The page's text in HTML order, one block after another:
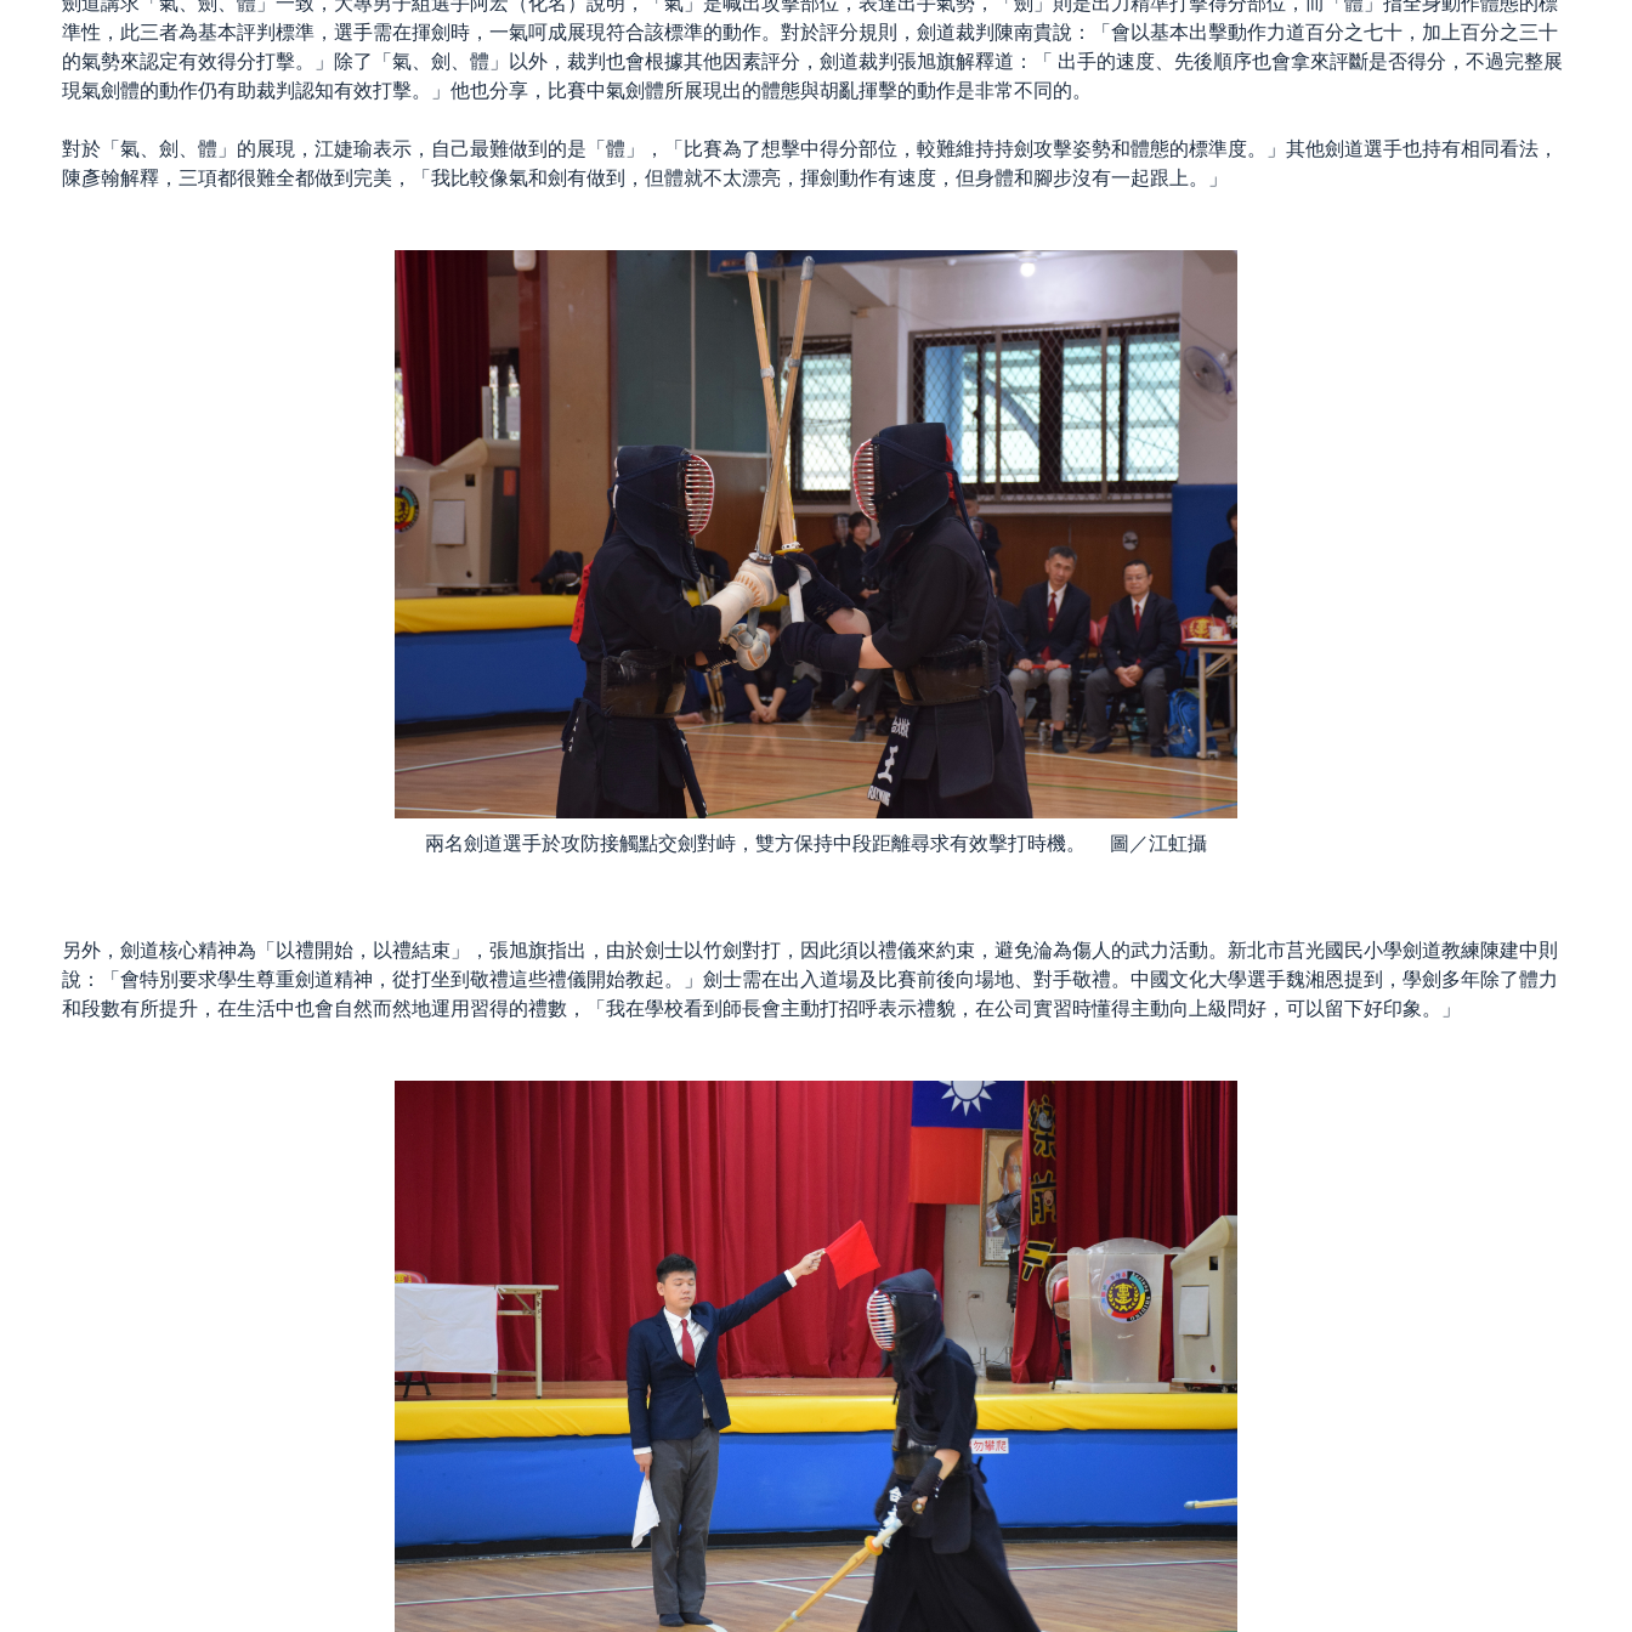
準性，此三者為基本評判標準，選手需在揮劍時，一氣呵成展現符合該標準的動作。對於評分規則，劍道裁判陳南貴說：「會以基本出擊動作力道百分之七十，加上百分之三十
的氣勢來認定有效得分打擊。」除了「氣、劍、體」以外，裁判也會根據其他因素評分，劍道裁判張旭旗解釋道：「 出手的速度、先後順序也會拿來評斷是否得分，不過完整展
現氣劍體的動作仍有助裁判認知有效打擊。」他也分享，比賽中氣劍體所展現出的體態與胡亂揮擊的動作是非常不同的。
對於「氣、劍、體」的展現，江婕瑜表示，自己最難做到的是「體」，「比賽為了想擊中得分部位，較難維持持劍攻擊姿勢和體態的標準度。」其他劍道選手也持有相同看法，
陳彥翰解釋，三項都很難全都做到完美，「我比較像氣和劍有做到，但體就不太漂亮，揮劍動作有速度，但身體和腳步沒有一起跟上。」
兩名劍道選手於攻防接觸點交劍對峙，雙方保持中段距離尋求有效擊打時機。 圖／江虹攝
另外，劍道核心精神為「以禮開始，以禮結束」，張旭旗指出，由於劍士以竹劍對打，因此須以禮儀來約束，避免淪為傷人的武力活動。新北市莒光國民小學劍道教練陳建中則
說：「會特別要求學生尊重劍道精神，從打坐到敬禮這些禮儀開始教起。」劍士需在出入道場及比賽前後向場地、對手敬禮。中國文化大學選手魏湘恩提到，學劍多年除了體力
和段數有所提升，在生活中也會自然而然地運用習得的禮數，「我在學校看到師長會主動打招呼表示禮貌，在公司實習時懂得主動向上級問好，可以留下好印象。」